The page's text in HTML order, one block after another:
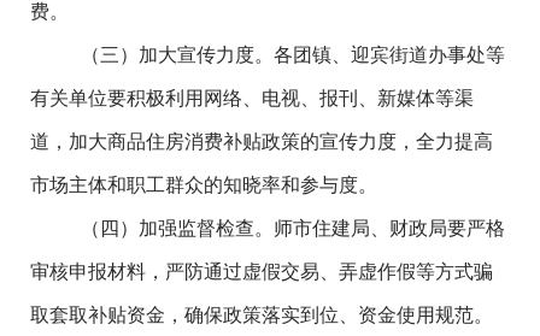
费。
（三）加大宣传力度。各团镇、迎宾街道办事处等
有关单位要积极利用网络、电视、报刊、新媒体等渠
道，加大商品住房消费补贴政策的宣传力度，全力提高
市场主体和职工群众的知晓率和参与度。
（四）加强监督检查。师市住建局、财政局要严格
审核申报材料，严防通过虚假交易、弄虚作假等方式骗
取套取补贴资金，确保政策落实到位、资金使用规范。